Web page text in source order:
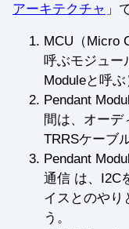
アーキテクチャ 」
MCU（Micro
呼ぶモジュー
Moduleと呼
Pendant
間は、オーデ
TRRSケーブ
Pendant
通信 は、I2C
イスとのやり
う。